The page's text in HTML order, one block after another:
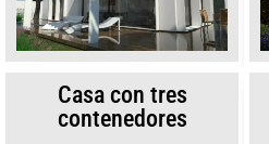
Casa con tres
contenedores